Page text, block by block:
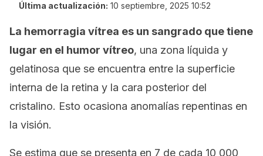
Última actualización: 10 septiembre, 2025 10:52
La hemorragia vítrea es un sangrado que tiene
lugar en el humor vítreo, una zona líquida y
gelatinosa que se encuentra entre la superficie
interna de la retina y la cara posterior del
cristalino. Esto ocasiona anomalías repentinas en
la visión.
Se estima que se presenta en 7 de cada 10 000